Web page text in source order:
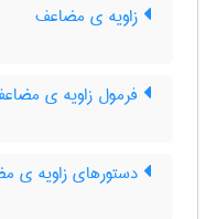
زاویه ی مضاعف
فرمول زاویه ی
دستورهای زاویه ی